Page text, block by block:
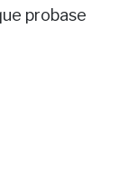
probase